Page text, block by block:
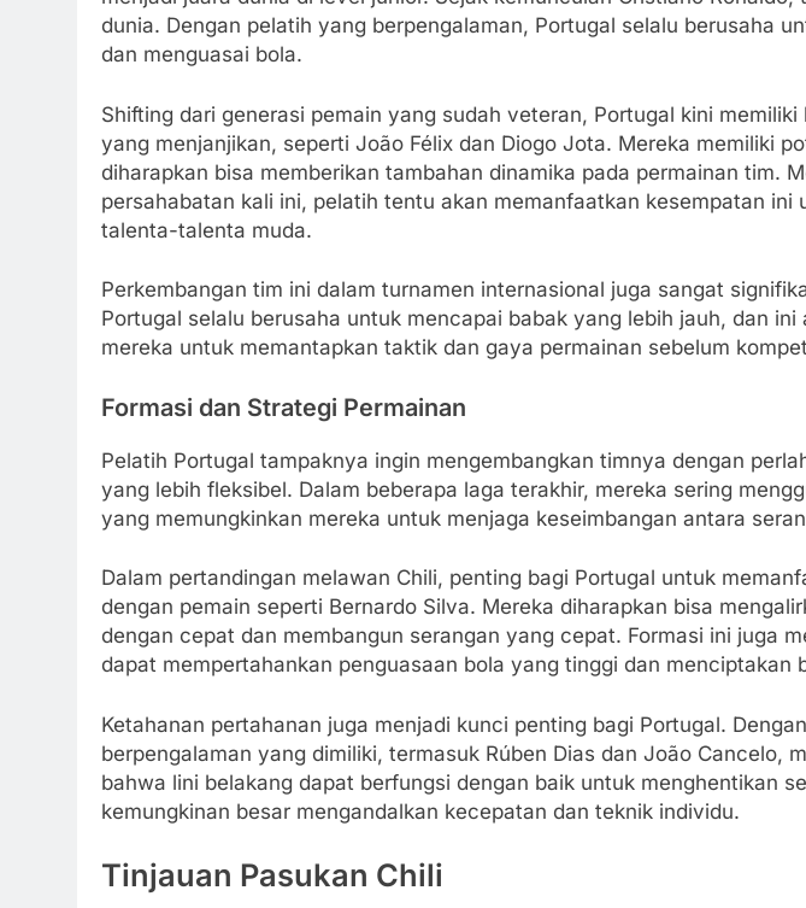
dunia. Dengan pelatih yang berpengalaman, Portugal selalu berusaha
dan menguasai bola.
Shifting dari generasi pemain yang sudah veteran, Portugal kini memiliki
yang menjanjikan, seperti João Félix dan Diogo Jota. Mereka memiliki
diharapkan bisa memberikan tambahan dinamika pada permainan tim.
persahabatan kali ini, pelatih tentu akan memanfaatkan kesempatan ini
talenta-talenta muda.
Perkembangan tim ini dalam turnamen internasional juga sangat
Portugal selalu berusaha untuk mencapai babak yang lebih jauh, dan ini
mereka untuk memantapkan taktik dan gaya permainan sebelum
Formasi dan Strategi Permainan
Pelatih Portugal tampaknya ingin mengembangkan timnya dengan
yang lebih fleksibel. Dalam beberapa laga terakhir, mereka sering
yang memungkinkan mereka untuk menjaga keseimbangan antara
Dalam pertandingan melawan Chili, penting bagi Portugal untuk
dengan pemain seperti Bernardo Silva. Mereka diharapkan bisa
dengan cepat dan membangun serangan yang cepat. Formasi ini juga
dapat mempertahankan penguasaan bola yang tinggi dan menciptakan
Ketahanan pertahanan juga menjadi kunci penting bagi Portugal.
berpengalaman yang dimiliki, termasuk Rúben Dias dan João Cancelo,
bahwa lini belakang dapat berfungsi dengan baik untuk menghentikan
kemungkinan besar mengandalkan kecepatan dan teknik individu.
Tinjauan Pasukan Chili